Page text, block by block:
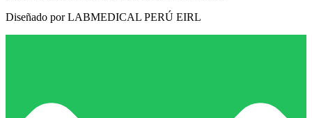
Diseñado por LABMEDICAL PERÚ EIRL